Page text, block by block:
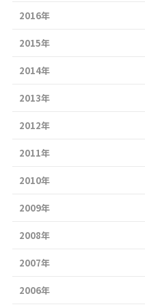
2016年
2015年
2014年
2013年
2012年
2011年
2010年
2009年
2008年
2007年
2006年